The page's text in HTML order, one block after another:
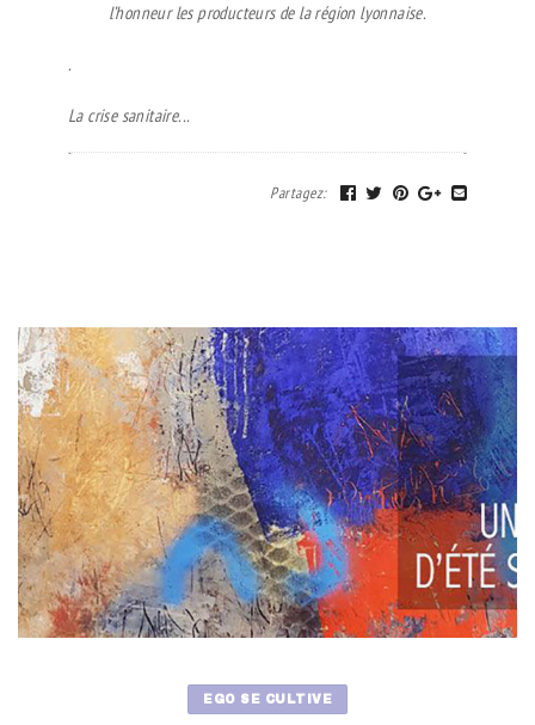
l’honneur les producteurs de la région lyonnaise.
.
La crise sanitaire...
Partagez:
EGO SE CULTIVE